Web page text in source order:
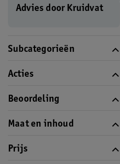
Advies door Kruidvat
Subcategorieën
Acties
Beoordeling
Maat en inhoud
Prijs